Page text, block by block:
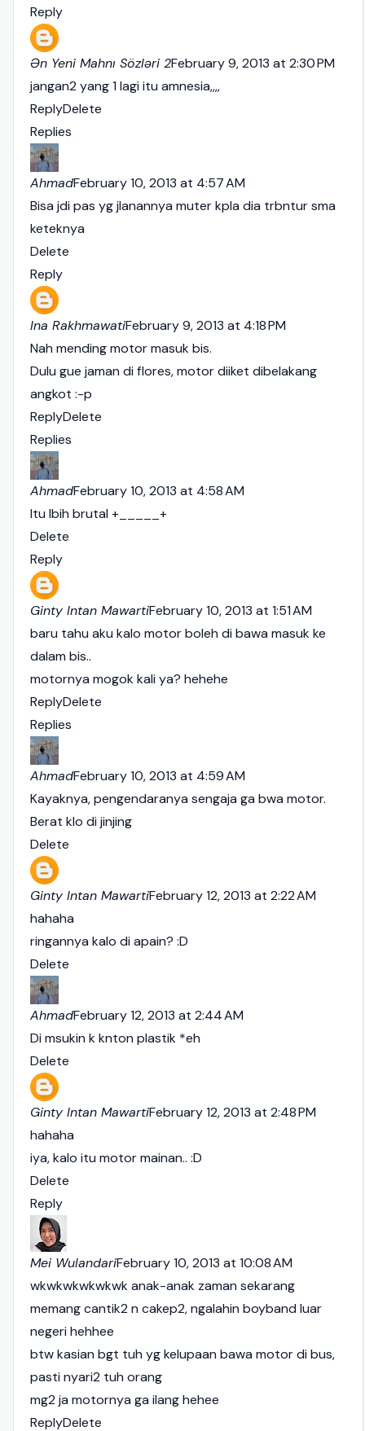
Reply
Ən Yeni Mahnı Sözləri 2February 9, 2013 at 2:30 PM
jangan2 yang 1 lagi itu amnesia,,,,
ReplyDelete
Replies
AhmadFebruary 10, 2013 at 4:57 AM
Bisa jdi pas yg jlanannya muter kpla dia trbntur sma
keteknya
Delete
Reply
Ina RakhmawatiFebruary 9, 2013 at 4:18 PM
Nah mending motor masuk bis.
Dulu gue jaman di flores, motor diiket dibelakang
angkot :-p
ReplyDelete
Replies
AhmadFebruary 10, 2013 at 4:58 AM
Itu lbih brutal +_____+
Delete
Reply
Ginty Intan MawartiFebruary 10, 2013 at 1:51 AM
baru tahu aku kalo motor boleh di bawa masuk ke
dalam bis..
motornya mogok kali ya? hehehe
ReplyDelete
Replies
AhmadFebruary 10, 2013 at 4:59 AM
Kayaknya, pengendaranya sengaja ga bwa motor.
Berat klo di jinjing
Delete
Ginty Intan MawartiFebruary 12, 2013 at 2:22 AM
hahaha
ringannya kalo di apain? :D
Delete
AhmadFebruary 12, 2013 at 2:44 AM
Di msukin k knton plastik *eh
Delete
Ginty Intan MawartiFebruary 12, 2013 at 2:48 PM
hahaha
iya, kalo itu motor mainan.. :D
Delete
Reply
Mei WulandariFebruary 10, 2013 at 10:08 AM
wkwkwkwkwkwk anak-anak zaman sekarang
memang cantik2 n cakep2, ngalahin boyband luar
negeri hehhee
btw kasian bgt tuh yg kelupaan bawa motor di bus,
pasti nyari2 tuh orang
mg2 ja motornya ga ilang hehee
ReplyDelete